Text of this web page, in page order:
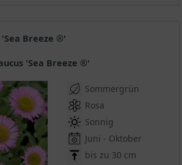
'Sea Breeze ®'
'Sea Breeze ®'
Sommergrün
Rosa
Sonnig
Juni - Oktober
bis zu 30 cm